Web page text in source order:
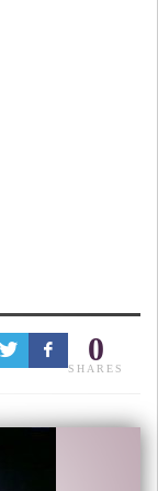
0
SHARES